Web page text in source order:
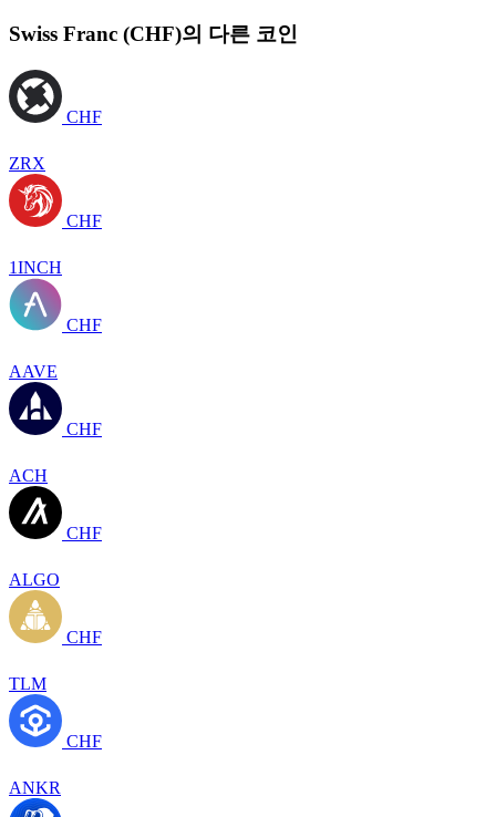
Swiss Franc (CHF)의 다른 코인
CHF
ZRX
CHF
1INCH
CHF
AAVE
CHF
ACH
CHF
ALGO
CHF
TLM
CHF
ANKR